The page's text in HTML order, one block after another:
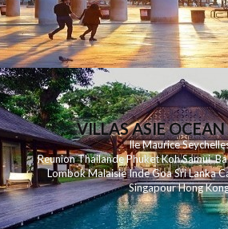
VILLAS ASIE
Ile Maurice
ReunionThailandePhuketKohSamui
LombokMalaisieIndeGoaSri Lanka
SingapourHong